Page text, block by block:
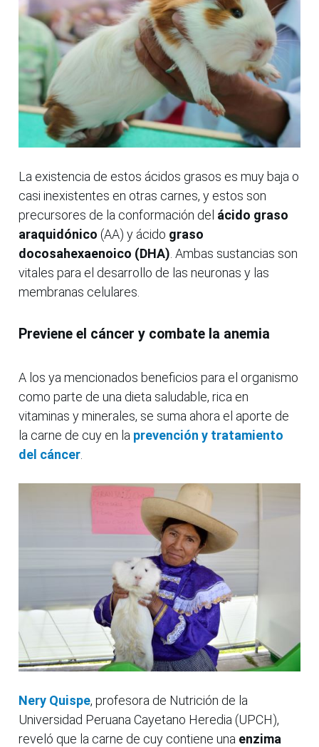
La existencia de estos ácidos grasos es muy baja o
casi inexistentes en otras carnes, y estos son
precursores de la conformación del ácido graso
araquidónico (AA) y ácido graso
docosahexaenoico (DHA) . Ambas sustancias son
vitales para el desarrollo de las neuronas y las
membranas celulares.
Previene el cáncer y combate la anemia
A los ya mencionados beneficios para el organismo
como parte de una dieta saludable, rica en
vitaminas y minerales, se suma ahora el aporte de
la carne de cuy en la prevención y tratamiento
del cáncer
Nery Quispe, profesora de Nutrición de la
Universidad Peruana Cayetano Heredia (UPCH),
reveló que la carne de cuy contiene una enzima